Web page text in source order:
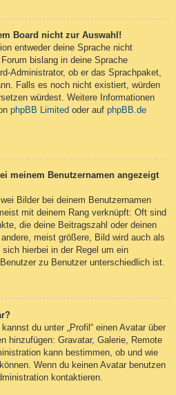
Board nicht zur Auswahl!
entweder deine Sprache nicht
bislang in deine Sprache
Administrator, ob er das Sprachpaket,
Falls es noch nicht existiert, würden
würdest. Weitere Informationen
phpBB Limited oder auf phpBB.de
meinem Benutzernamen angezeigt
Bilder bei deinem Benutzernamen
mit deinem Rang verknüpft: Oft sind
die deine Beitragszahl oder deinen
meist größere, Bild wird auch als
sich hierbei in der Regel um ein
zu Benutzer unterschiedlich ist.
du unter „Profil“ einen Avatar über
hinzufügen: Gravatar, Galerie, Remote
kann bestimmen, ob und wie
Wenn du keinen Avatar benutzen
kontaktieren.